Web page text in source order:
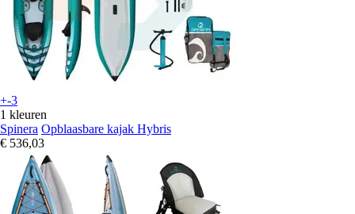
+-3
1 kleuren
Spinera Opblaasbare kajak Hybris
€ 536,03